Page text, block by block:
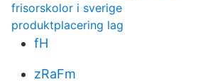
frisorskolor i sverige
produktplacering lag
fH
zRaFm